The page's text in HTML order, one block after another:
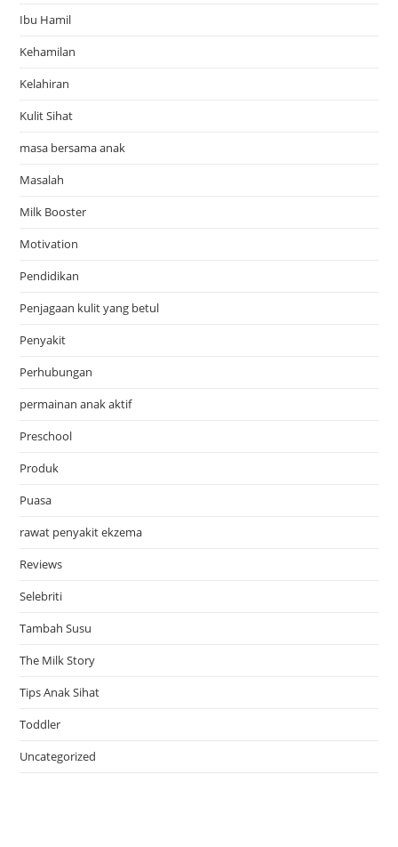
Ibu Hamil
Kehamilan
Kelahiran
Kulit Sihat
masa bersama anak
Masalah
Milk Booster
Motivation
Pendidikan
Penjagaan kulit yang betul
Penyakit
Perhubungan
permainan anak aktif
Preschool
Produk
Puasa
rawat penyakit ekzema
Reviews
Selebriti
Tambah Susu
The Milk Story
Tips Anak Sihat
Toddler
Uncategorized